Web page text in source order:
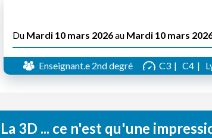
Du Mardi 10 mars 2026au Mardi 10 mars
Enseignant.e 2nd degré C3 C4
La 3D ... ce n'est qu'une